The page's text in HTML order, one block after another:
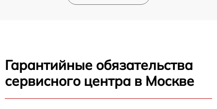
Гарантийные обязательства
сервисного центра в Москве